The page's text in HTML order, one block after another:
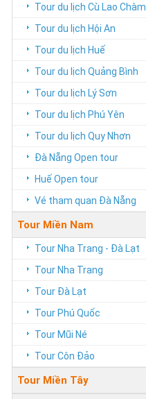
Tour du lịch Cù Lao Chàm
Tour du lịch Hội An
Tour du lịch Huế
Tour du lịch Quảng Bình
Tour du lịch Lý Sơn
Tour du lịch Phú Yên
Tour du lịch Quy Nhơn
Đà Nẵng Open tour
Huế Open tour
Vé tham quan Đà Nẵng
Tour Miền Nam
Tour Nha Trang - Đà Lạt
Tour Nha Trang
Tour Đà Lạt
Tour Phú Quốc
Tour Mũi Né
Tour Côn Đảo
Tour Miền Tây